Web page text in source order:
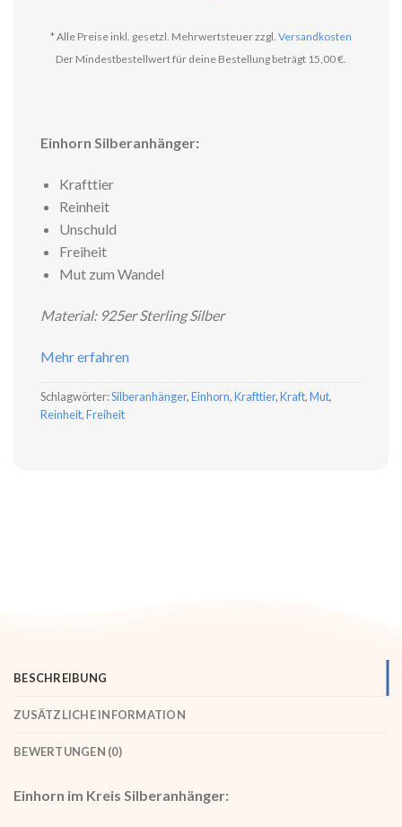
* Alle Preise inkl. gesetzl. Mehrwertsteuer zzgl. Versandkosten
Der Mindestbestellwert für deine Bestellung beträgt 15,00 €.
Einhorn Silberanhänger:
Krafttier
Reinheit
Unschuld
Freiheit
Mut zum Wandel
Material: 925er Sterling Silber
Mehr erfahren
Schlagwörter:Silberanhänger,Einhorn,Krafttier,Kraft,Mut,
Reinheit,Freiheit
BESCHREIBUNG
ZUSÄTZLICHE INFORMATION
BEWERTUNGEN (0)
Einhorn im Kreis Silberanhänger: